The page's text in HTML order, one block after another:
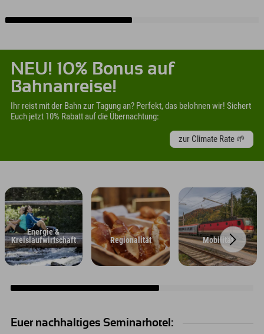
NEU! 10% Bonus auf
Bahnanreise!
Ihr reist mit der Bahn zur Tagung an? Perfekt, das belohnen wir! Sichert
Euch jetzt 10% Rabatt auf die Übernachtung:
zur Climate Rate 🌱
Energie &
Kreislaufwirtschaft
Regionalität Mobilität
Euer nachhaltiges Seminarhotel: